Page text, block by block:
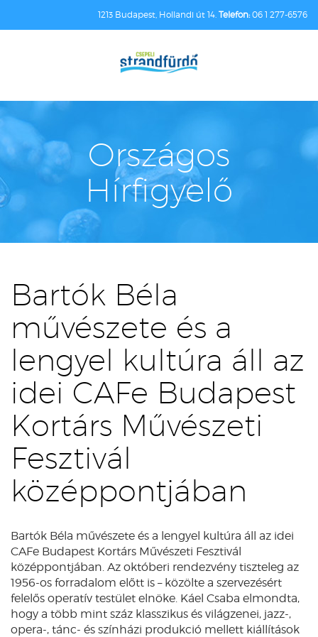
1213 Budapest, Hollandi út 14. Telefon:06 1 277-6576
Országos
Hírfigyelő
Bartók Béla
művészete és a
lengyel kultúra áll az
idei CAFe Budapest
Kortárs Művészeti
Fesztivál
középpontjában
Bartók Béla művészete és a lengyel kultúra áll az idei
CAFe Budapest Kortárs Művészeti Fesztivál
középpontjában. Az októberi rendezvény tiszteleg az
1956-os forradalom előtt is – közölte a szervezésért
felelős operatív testület elnöke. Káel Csaba elmondta,
hogy a több mint száz klasszikus és világzenei, jazz-,
opera-, tánc- és színházi produkció mellett kiállítások